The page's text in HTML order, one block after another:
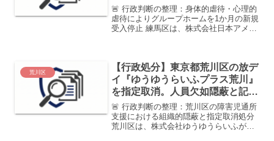
月処分）
🚨 行政判断の整理：身体的虐待・心理的
虐待によりグループホームを1か月の新規
受入停止 練馬区は、株式会社日本アメニ
処分を行いま...
荒川区
【行政処分】東京都荒川区の放デ
イ『ゆうゆうらいふプラス荒川』
を指定取消。人員欠如隠蔽と記録
改ざん、2,800万円の返還命令を
認定
🚨 行政判断の整理：荒川区の障害児通所
支援における組織的隠蔽と指定取消処分
荒川区は、株式会社ゆうゆうらいふが運